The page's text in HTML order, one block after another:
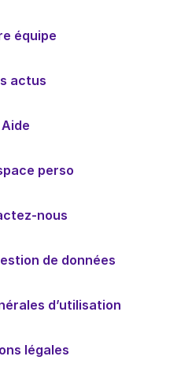
équipe
actus
Aide
perso
nous
de données
d’utilisation
légales